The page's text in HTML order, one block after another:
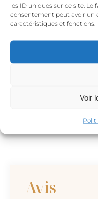
les ID uniques sur ce site. Le
consentement peut avoir un
caractéristiques et fonctions.
Voir
parfaitement avec
soient de couleurs
créoles fines par
d’oreilles.. N’hésite
d’oreilles barres fines
, ou
Avis